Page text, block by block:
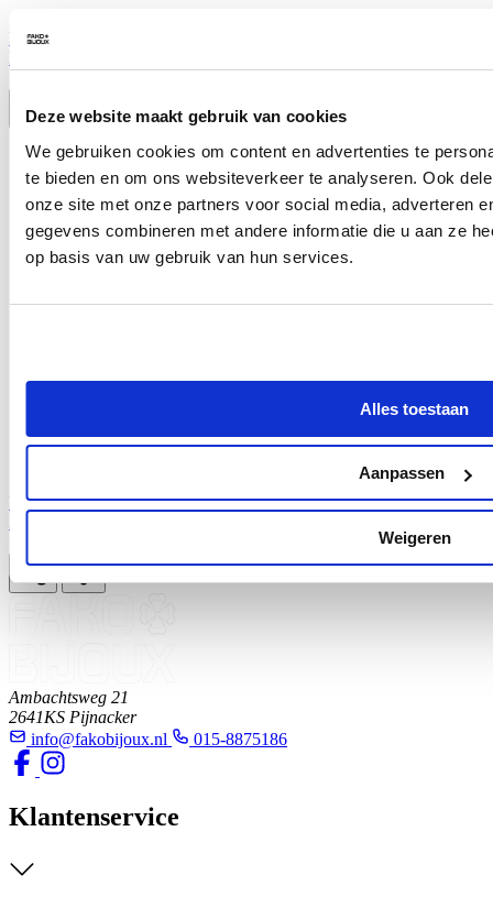
Deze website maakt gebruik van cookies
We gebruiken cookies om content en advertenties te
te bieden en om ons websiteverkeer te analyseren. Ook
onze site met onze partners voor social media, adverteren
gegevens combineren met andere informatie die u aan ze
op basis van uw gebruik van hun services.
Alles toestaan
Aanpassen
Weigeren
Fako Bijoux - Ketting - Ashanger / Assieraad - Pilaar Zirkonia -
Lichtblauw
Fako Bijoux - Ketting - Ashanger / Assieraad - Koker Met Pootje -
Ambachtsweg 21
2641KS Pijnacker
info@fakobijoux.nl
015-8875186
Klantenservice